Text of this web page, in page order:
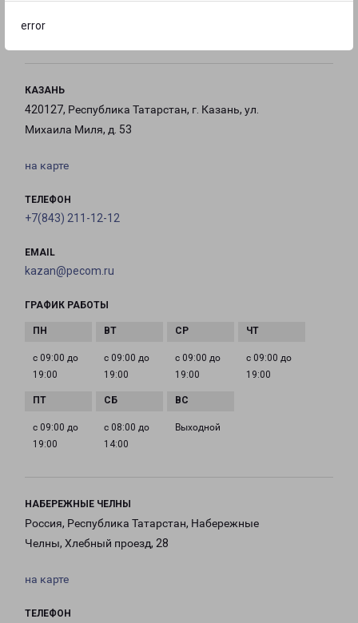
error
18:00
КАЗАНЬ
420127, Республика Татарстан, г. Казань, ул.
Михаила Миля, д. 53
на карте
ТЕЛЕФОН
+7(843) 211-12-12
EMAIL
kazan@pecom.ru
ГРАФИК РАБОТЫ
с 09:00 до
19:00
с 09:00 до
19:00
с 09:00 до
19:00
с 09:00 до
19:00
с 09:00 до
19:00
с 08:00 до
14:00
Выходной
НАБЕРЕЖНЫЕ ЧЕЛНЫ
Россия, Республика Татарстан, Набережные
Челны, Хлебный проезд, 28
на карте
ТЕЛЕФОН